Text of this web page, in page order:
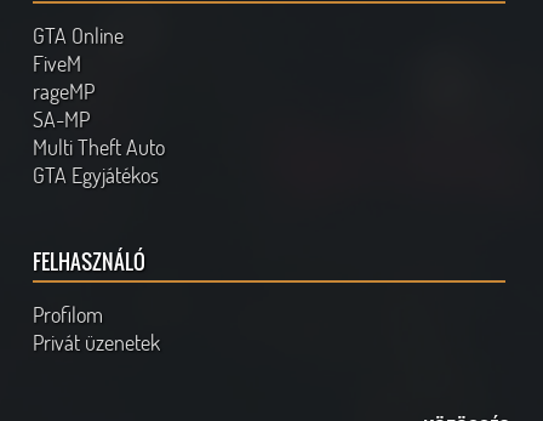
GTA Online
FiveM
rageMP
SA-MP
Multi Theft Auto
GTA Egyjátékos
FELHASZNÁLÓ
Profilom
Privát üzenetek